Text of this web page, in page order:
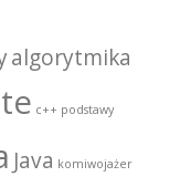
algorytmika
c++ podstawy
Java komiwojażer